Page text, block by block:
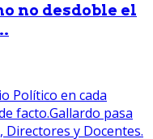
no desdoble el